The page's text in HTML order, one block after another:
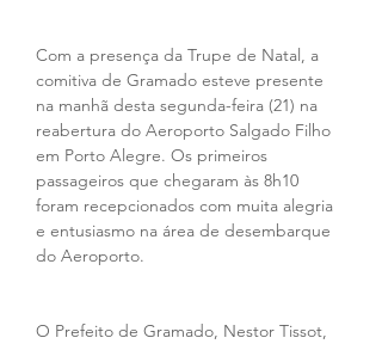
Com a presença da Trupe de Natal, a
comitiva de Gramado esteve presente
na manhã desta segunda-feira (21) na
reabertura do Aeroporto Salgado Filho
em Porto Alegre. Os primeiros
passageiros que chegaram às 8h10
foram recepcionados com muita alegria
e entusiasmo na área de desembarque
do Aeroporto.
O Prefeito de Gramado, Nestor Tissot,